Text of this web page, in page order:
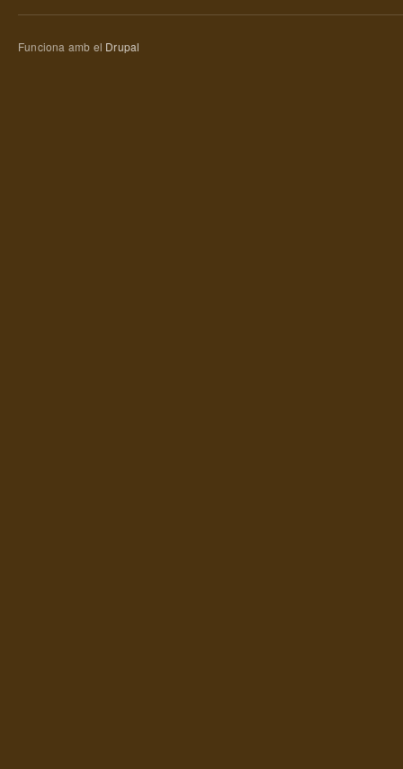
Funciona amb el Drupal